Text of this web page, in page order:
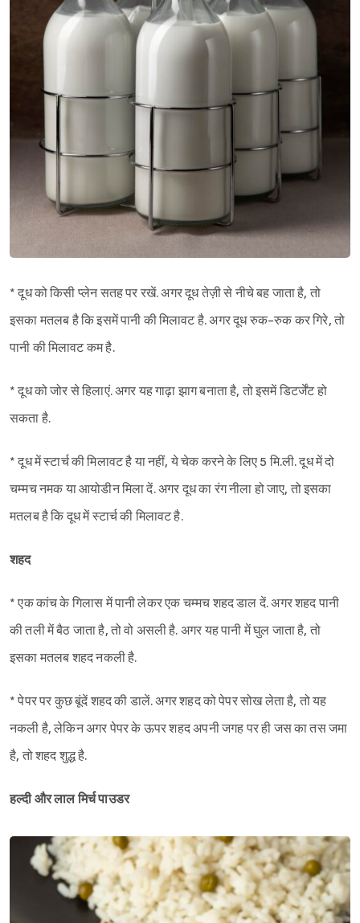
* दूध को किसी प्लेन सतह पर रखें. अगर दूध तेज़ी से नीचे बह जाता है, तो
इसका मतलब है कि इसमें पानी की मिलावट है. अगर दूध रुक-रुक कर गिरे, तो
पानी की मिलावट कम है.
* दूध को जोर से हिलाएं. अगर यह गाढ़ा झाग बनाता है, तो इसमें डिटर्जेंट हो
सकता है.
* दूध में स्टार्च की मिलावट है या नहीं, ये चेक करने के लिए 5 मि.ली. दूध में दो
चम्मच नमक या आयोडीन मिला दें. अगर दूध का रंग नीला हो जाए, तो इसका
मतलब है कि दूध में स्टार्च की मिलावट है.
शहद
* एक कांच के गिलास में पानी लेकर एक चम्मच शहद डाल दें. अगर शहद पानी
की तली में बैठ जाता है, तो वो असली है. अगर यह पानी में घुल जाता है, तो
इसका मतलब शहद नकली है.
* पेपर पर कुछ बूंदें शहद की डालें. अगर शहद को पेपर सोख लेता है, तो यह
नकली है, लेकिन अगर पेपर के ऊपर शहद अपनी जगह पर ही जस का तस जमा
है, तो शहद शुद्ध है.
हल्दी और लाल मिर्च पाउडर